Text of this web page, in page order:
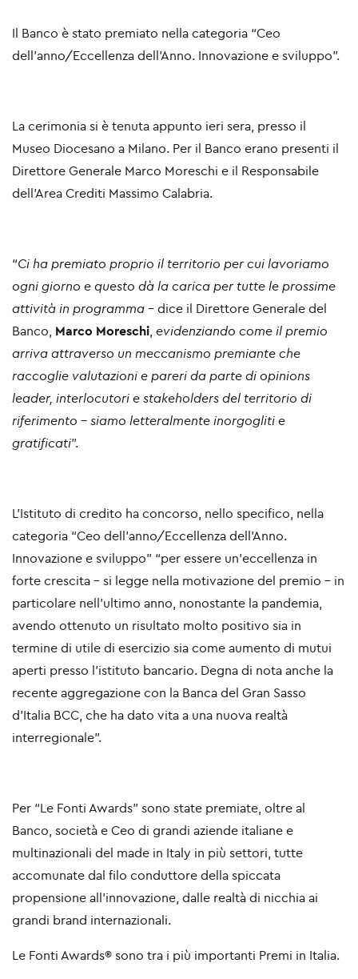
Il Banco è stato premiato nella categoria “Ceo
dell’anno/Eccellenza dell'Anno. Innovazione e sviluppo”.
La cerimonia si è tenuta appunto ieri sera, presso il
Museo Diocesano a Milano. Per il Banco erano presenti il
Direttore Generale Marco Moreschi e il Responsabile
dell’Area Crediti Massimo Calabria.
“Ci ha premiato proprio il territorio per cui lavoriamo
ogni giorno e questo dà la carica per tutte le prossime
attività in programma – dice il Direttore Generale del
Banco, Marco Moreschi, evidenziando come il premio
arriva attraverso un meccanismo premiante che
raccoglie valutazioni e pareri da parte di opinions
leader, interlocutori e stakeholders del territorio di
riferimento - siamo letteralmente inorgogliti e
gratificati”.
L’Istituto di credito ha concorso, nello specifico, nella
categoria “Ceo dell’anno/Eccellenza dell'Anno.
Innovazione e sviluppo” “per essere un’eccellenza in
forte crescita – si legge nella motivazione del premio - in
particolare nell’ultimo anno, nonostante la pandemia,
avendo ottenuto un risultato molto positivo sia in
termine di utile di esercizio sia come aumento di mutui
aperti presso l’istituto bancario. Degna di nota anche la
recente aggregazione con la Banca del Gran Sasso
d’Italia BCC, che ha dato vita a una nuova realtà
interregionale”.
Per “Le Fonti Awards” sono state premiate, oltre al
Banco, società e Ceo di grandi aziende italiane e
multinazionali del made in Italy in più settori, tutte
accomunate dal filo conduttore della spiccata
propensione all’innovazione, dalle realtà di nicchia ai
grandi brand internazionali.
Le Fonti Awards® sono tra i più importanti Premi in Italia.